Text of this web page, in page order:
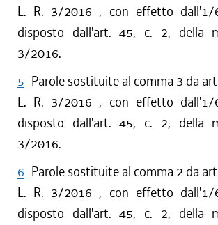
L. R. 3/2016 , con effetto dall'1/
disposto dall'art. 45, c. 2, della
3/2016.
5 Parole sostituite al comma 3 da
L. R. 3/2016 , con effetto dall'1/
disposto dall'art. 45, c. 2, della
3/2016.
6 Parole sostituite al comma 2 da
L. R. 3/2016 , con effetto dall'1/
disposto dall'art. 45, c. 2, della